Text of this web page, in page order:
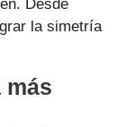
Desde
la simetría
más